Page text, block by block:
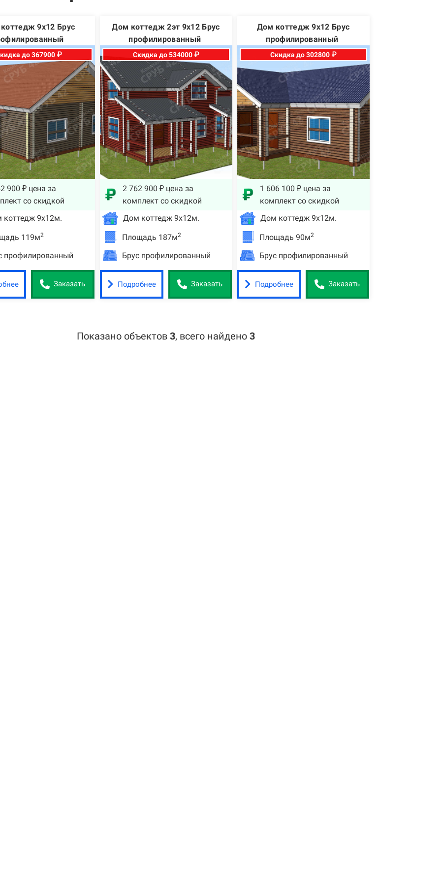
9х12 Брус
до 367900 ₽
900 ₽ цена за
со скидкой
9х12м.
119м2
профилированный
Заказать
Дом коттедж 2эт 9х12 Брус
профилированный
Скидка до 534000 ₽
2 762 900 ₽ цена за
комплект со скидкой
Дом коттедж 9х12м.
Площадь 187м2
Брус профилированный
Подробнее Заказать
Дом коттедж 9х12 Брус
профилированный
Скидка до 302800 ₽
1 606 100 ₽ цена за
комплект со скидкой
Дом коттедж 9х12м.
Площадь 90м2
Брус профилированный
Подробнее Заказать
Показано объектов 3, всего найдено 3